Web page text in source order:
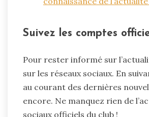
Suivez les comptes
Pour rester informé sur
sur les réseaux sociaux. En
au courant des dernières
encore. Ne manquez rien de
sociaux officiels du club !